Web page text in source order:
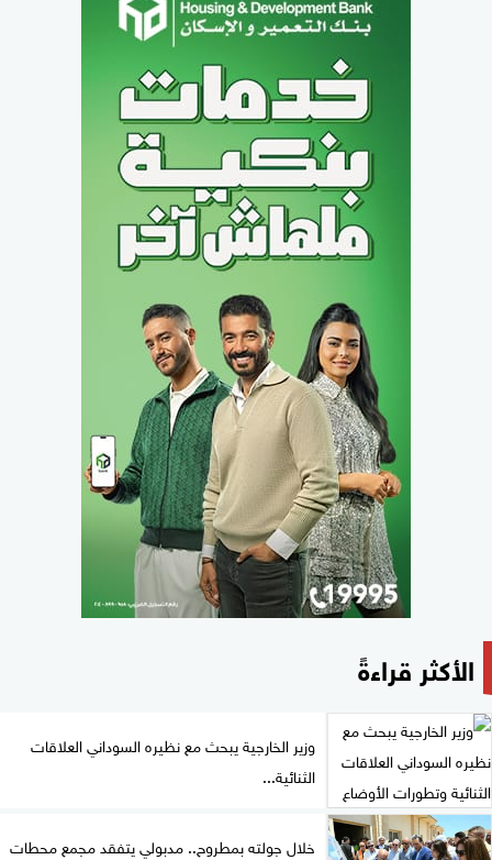
الأكثر قراءةً
وزير الخارجية يبحث مع نظيره السوداني العلاقات
الثنائية...
خلال جولته بمطروح.. مدبولي يتفقد مجمع محطات